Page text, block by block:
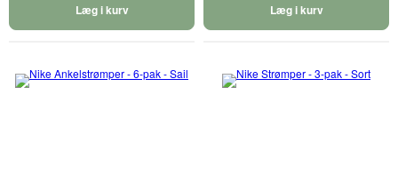
Læg i kurv Læg i kurv